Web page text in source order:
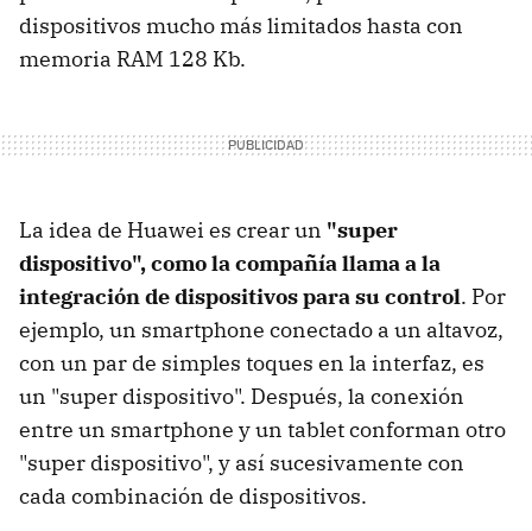
dispositivos mucho más limitados hasta con
memoria RAM 128 Kb.
La idea de Huawei es crear un "super
dispositivo", como la compañía llama a la
integración de dispositivos para su control. Por
ejemplo, un smartphone conectado a un altavoz,
con un par de simples toques en la interfaz, es
un "super dispositivo". Después, la conexión
entre un smartphone y un tablet conforman otro
"super dispositivo", y así sucesivamente con
cada combinación de dispositivos.